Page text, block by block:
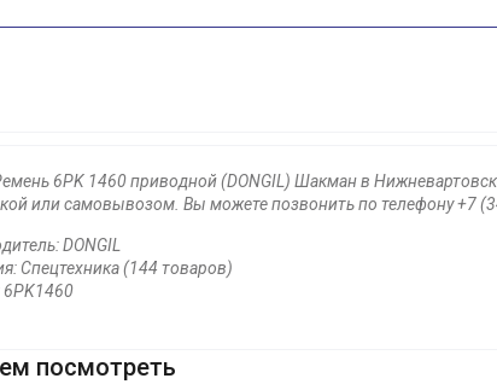
6PK 1460 приводной (DONGIL) Шакман в
или самовывозом. Вы можете позвонить по телефону +7
DONGIL
Спецтехника (144 товаров)
6PK1460
посмотреть